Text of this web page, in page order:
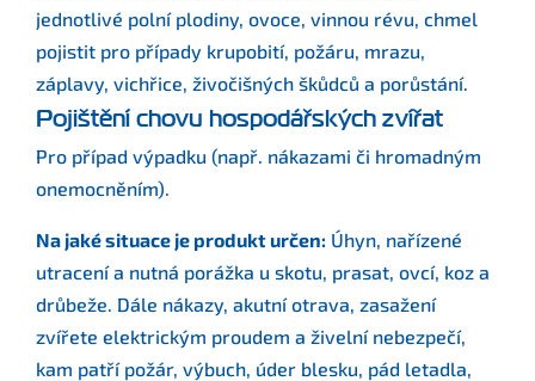
jednotlivé polní plodiny, ovoce, vinnou révu, chmel
pojistit pro případy krupobití, požáru, mrazu,
záplavy, vichřice, živočišných škůdců a porůstání.
Pojištění chovu hospodářských zvířat
Pro případ výpadku (např. nákazami či hromadným
onemocněním).
Na jaké situace je produkt určen: Úhyn, nařízené
utracení a nutná porážka u skotu, prasat, ovcí, koz a
drůbeže. Dále nákazy, akutní otrava, zasažení
zvířete elektrickým proudem a živelní nebezpečí,
kam patří požár, výbuch, úder blesku, pád letadla,